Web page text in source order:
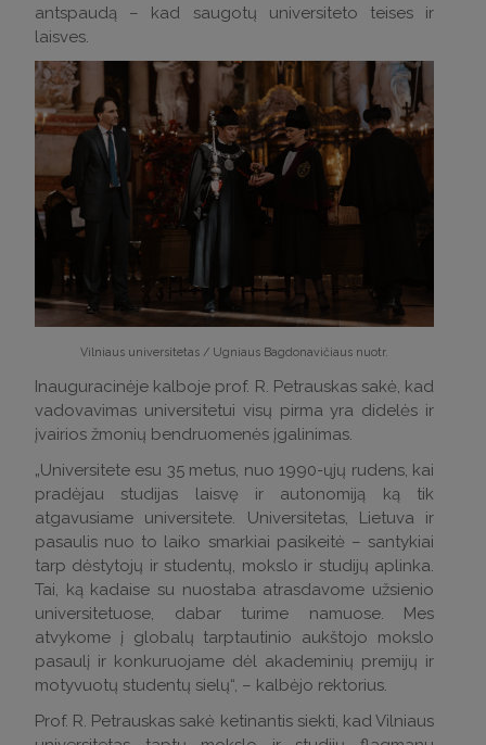
antspaudą – kad saugotų universiteto teises ir
laisves.
Vilniaus universitetas / Ugniaus Bagdonavičiaus nuotr.
Inauguracinėje kalboje prof. R. Petrauskas sakė, kad
vadovavimas universitetui visų pirma yra didelės ir
įvairios žmonių bendruomenės įgalinimas.
„Universitete esu 35 metus, nuo 1990-ųjų rudens, kai
pradėjau studijas laisvę ir autonomiją ką tik
atgavusiame universitete. Universitetas, Lietuva ir
pasaulis nuo to laiko smarkiai pasikeitė – santykiai
tarp dėstytojų ir studentų, mokslo ir studijų aplinka.
Tai, ką kadaise su nuostaba atrasdavome užsienio
universitetuose, dabar turime namuose. Mes
atvykome į globalų tarptautinio aukštojo mokslo
pasaulį ir konkuruojame dėl akademinių premijų ir
motyvuotų studentų sielų“, – kalbėjo rektorius.
Prof. R. Petrauskas sakė ketinantis siekti, kad Vilniaus